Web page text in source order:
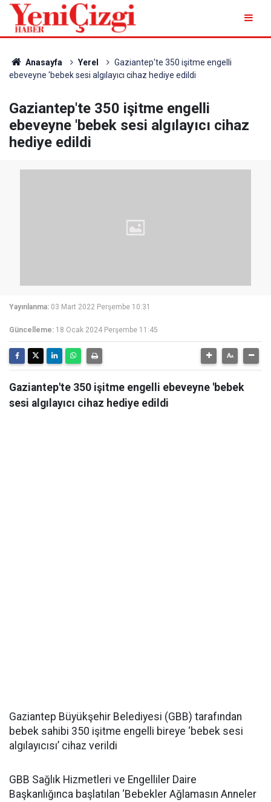
Anasayfa Yerel
Gaziantep'te 350 işitme engelli
ebeveyne 'bebek sesi algılayıcı cihaz hediye edildi
Gaziantep'te 350 işitme engelli
ebeveyne 'bebek sesi algılayıcı cihaz
hediye edildi
Yayınlanma: 03 Mart 2022 Perşembe 10:31
Güncelleme: 18 Ocak 2024 Perşembe 11:45
Gaziantep'te 350 işitme engelli ebeveyne 'bebek
sesi algılayıcı cihaz hediye edildi
Gaziantep Büyükşehir Belediyesi (GBB) tarafından
bebek sahibi 350 işitme engelli bireye ‘bebek sesi
algılayıcısı’ cihaz verildi
GBB Sağlık Hizmetleri ve Engelliler Daire
Başkanlığınca başlatılan ‘Bebekler Ağlamasın Anneler